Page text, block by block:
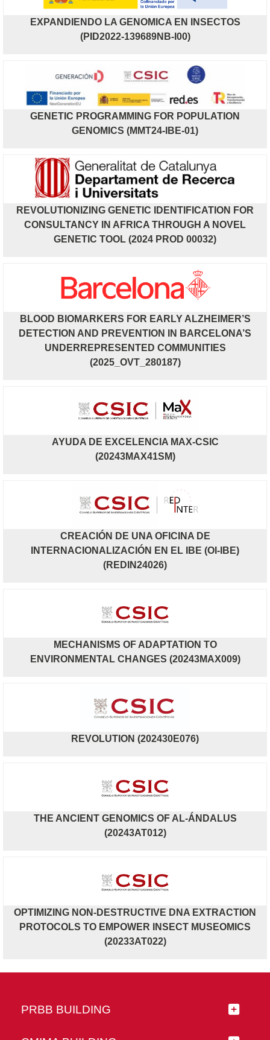
EXPANDIENDO LA GENOMICA EN INSECTOS
(PID2022-139689NB-I00)
GENETIC PROGRAMMING FOR POPULATION
GENOMICS (MMT24-IBE-01)
REVOLUTIONIZING GENETIC IDENTIFICATION FOR
CONSULTANCY IN AFRICA THROUGH A NOVEL
GENETIC TOOL (2024 PROD 00032)
BLOOD BIOMARKERS FOR EARLY ALZHEIMER’S
DETECTION AND PREVENTION IN BARCELONA’S
UNDERREPRESENTED COMMUNITIES
(2025_OVT_280187)
AYUDA DE EXCELENCIA MAX-CSIC
(20243MAX41SM)
CREACIÓN DE UNA OFICINA DE
INTERNACIONALIZACIÓN EN EL IBE (OI-IBE)
(REDIN24026)
MECHANISMS OF ADAPTATION TO
ENVIRONMENTAL CHANGES (20243MAX009)
REVOLUTION (202430E076)
THE ANCIENT GENOMICS OF AL-ÁNDALUS
(20243AT012)
OPTIMIZING NON-DESTRUCTIVE DNA EXTRACTION
PROTOCOLS TO EMPOWER INSECT MUSEOMICS
(20233AT022)
PRBB BUILDING